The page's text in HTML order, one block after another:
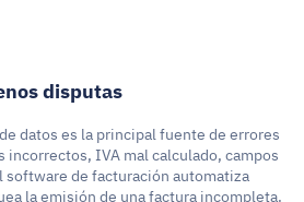
disputas
datos es la principal fuente de errores
incorrectos, IVA mal calculado, campos
de facturación automatiza
la emisión de una factura incompleta.